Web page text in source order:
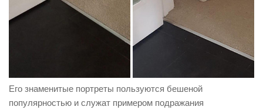
Его знаменитые портреты пользуются бешеной
популярностью и служат примером подражания